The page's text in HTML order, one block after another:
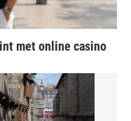
met online casino